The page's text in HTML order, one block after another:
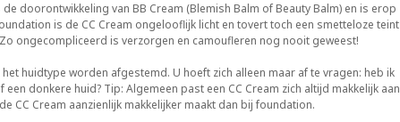
doorontwikkeling van BB Cream (Blemish Balm of Beauty Balm) en is erop
is de CC Cream ongelooflijk licht en tovert toch een smetteloze teint
ongecompliceerd is verzorgen en camoufleren nog nooit geweest!
huidtype worden afgestemd. U hoeft zich alleen maar af te vragen: heb ik
donkere huid? Tip: Algemeen past een CC Cream zich altijd makkelijk aan
CC Cream aanzienlijk makkelijker maakt dan bij foundation.